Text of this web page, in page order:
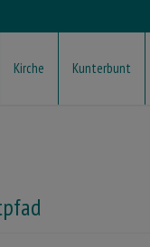
Kirche Kunterbunt